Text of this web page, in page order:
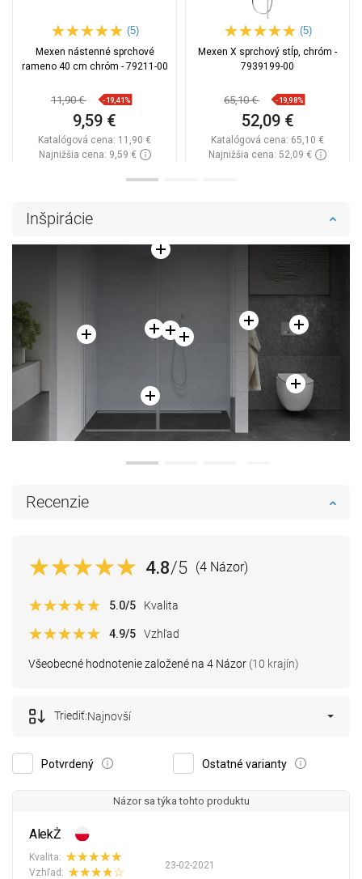
(5)
Mexen nástenné sprchové
rameno 40 cm chróm - 79211-00
11,90 € -19,41%
9,59 €
Katalógová cena: 11,90 €
Najnižšia cena: 9,59 €
(5)
Mexen X sprchový stĺp, chróm -
7939199-00
65,10 € -19,98%
52,09 €
Katalógová cena: 65,10 €
Najnižšia cena: 52,09 €
Inšpirácie
Recenzie
4.8/5 (4 Názor)
Všeobecné hodnotenie založené na 4 Názor (10 krajín)
5.0/5 Kvalita
4.9/5 Vzhľad
Potvrdený Ostatné varianty
Triediť:Najnovší
Názor sa týka tohto produktu
AlekŻ
23-02-2021
Kvalita:
Vzhľad: